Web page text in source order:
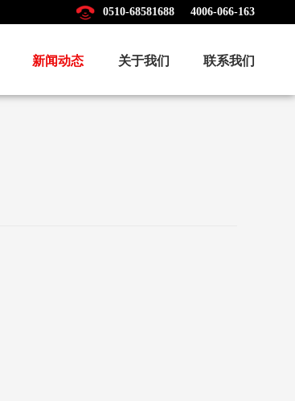
0510-68581688 4006-066-163
新闻动态 关于我们 联系我们